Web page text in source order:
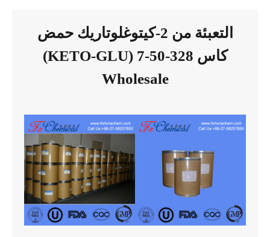
التعبئة من 2-كيتوغلوتاريك حمض
(KETO-GLU) كاس 328-50-7
Wholesale